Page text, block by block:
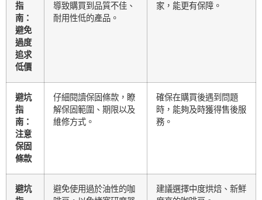
指
南：
避免
過度
追求
低價
導致購買到品質不佳、
耐用性低的產品。
家，能更有保障。
避坑
指
南：
注意
保固
條款
仔細閱讀保固條款，瞭
解保固範圍、期限以及
維修方式。
確保在購買後遇到問題
時，能夠及時獲得售後服
務。
避坑
避免使用過於油性的咖
建議選擇中度烘焙、新鮮